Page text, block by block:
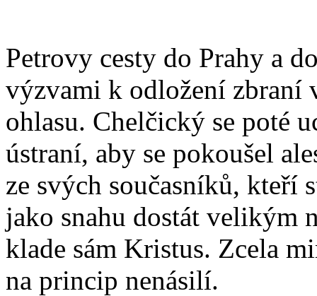
Petrovy cesty do Prahy a
výzvami k odložení zbraní
ohlasu. Chelčický se poté
ústraní, aby se pokoušel
ze svých současníků, kteří
jako snahu dostát velikým
klade sám Kristus. Zcela
na princip nenásilí.